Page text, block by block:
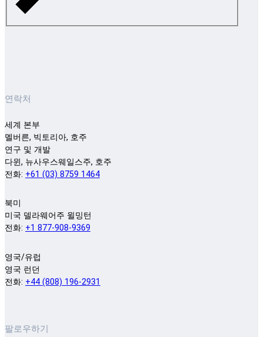
연락처
세계 본부
멜버른, 빅토리아, 호주
연구 및 개발
다윈, 뉴사우스웨일스주, 호주
전화: +61 (03) 8759 1464
북미
미국 델라웨어주 윌밍턴
전화: +1 877-908-9369
영국/유럽
영국 런던
전화: +44 (808) 196-2931
팔로우하기